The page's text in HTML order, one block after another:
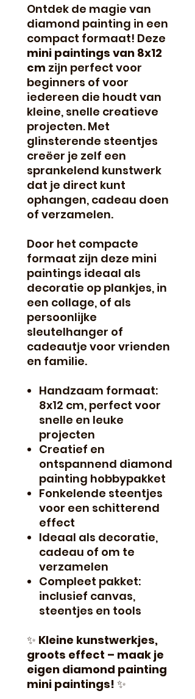
Ontdek de magie van
diamond painting in een
compact formaat! Deze
mini paintings van 8x12
cm zijn perfect voor
beginners of voor
iedereen die houdt van
kleine, snelle creatieve
projecten. Met
glinsterende steentjes
creëer je zelf een
sprankelend kunstwerk
dat je direct kunt
ophangen, cadeau doen
of verzamelen.
Door het compacte
formaat zijn deze mini
paintings ideaal als
decoratie op plankjes, in
een collage, of als
persoonlijke
sleutelhanger of
cadeautje voor vrienden
en familie.
Handzaam formaat:
8x12 cm, perfect voor
snelle en leuke
projecten
Creatief en
ontspannend diamond
painting hobbypakket
Fonkelende steentjes
voor een schitterend
effect
Ideaal als decoratie,
cadeau of om te
verzamelen
Compleet pakket:
inclusief canvas,
steentjes en tools
✨ Kleine kunstwerkjes,
groots effect – maak je
eigen diamond painting
mini paintings! ✨